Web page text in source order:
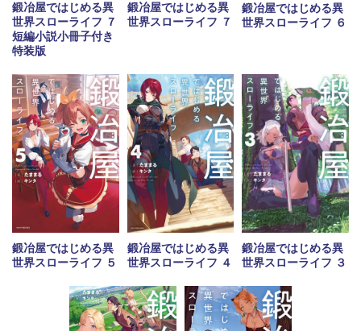
鍛冶屋ではじめる異
世界スローライフ ７
短編小説小冊子付き
特装版
鍛冶屋ではじめる異
世界スローライフ ７
鍛冶屋ではじめる異
世界スローライフ ６
鍛冶屋ではじめる異
世界スローライフ ５
鍛冶屋ではじめる異
世界スローライフ ４
鍛冶屋ではじめる異
世界スローライフ ３